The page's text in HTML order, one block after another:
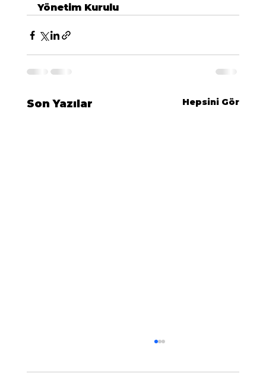
Yönetim Kurulu
Son Yazılar Hepsini Gör